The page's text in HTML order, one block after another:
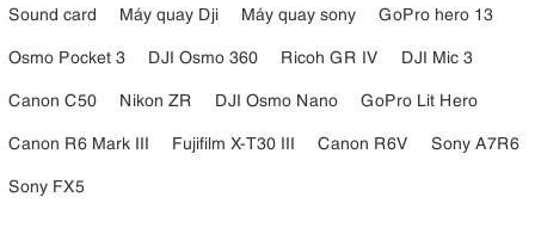
Thiết kế bền bỉ, chống thời tiết
4.2. Nhược điểm
Không có vòng khẩu
Hơi nặng so với lens kit
5. Các lĩnh vực ứng dụng của Tamron 17-
Sound card
Máy quay Dji Máy quay sony
GoPro hero 13
Osmo Pocket 3
DJI Osmo 360 Ricoh GR IV
DJI Mic 3
Canon C50
Nikon ZR DJI Osmo Nano
GoPro Lit Hero
Canon R6 Mark III
Fujifilm X-T30 III Canon R6V
Sony A7R6
Sony FX5